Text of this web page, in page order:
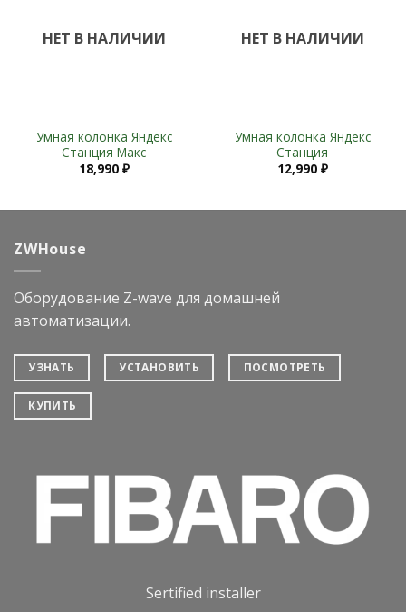
НЕТ В НАЛИЧИИ
Умная колонка Яндекс
Станция Макс
18,990 ₽
НЕТ В НАЛИЧИИ
Умная колонка Яндекс
Станция
12,990 ₽
ZWHouse
Оборудование Z-wave для домашней
автоматизации.
УЗНАТЬ УСТАНОВИТЬ ПОСМОТРЕТЬ
КУПИТЬ
Sertified installer